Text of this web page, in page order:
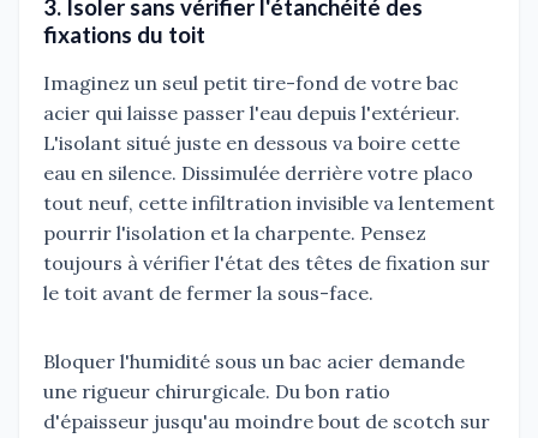
3. Isoler sans vérifier l'étanchéité des
fixations du toit
Imaginez un seul petit tire-fond de votre bac
acier qui laisse passer l'eau depuis l'extérieur.
L'isolant situé juste en dessous va boire cette
eau en silence. Dissimulée derrière votre placo
tout neuf, cette infiltration invisible va lentement
pourrir l'isolation et la charpente. Pensez
toujours à vérifier l'état des têtes de fixation sur
le toit avant de fermer la sous-face.
Bloquer l'humidité sous un bac acier demande
une rigueur chirurgicale. Du bon ratio
d'épaisseur jusqu'au moindre bout de scotch sur